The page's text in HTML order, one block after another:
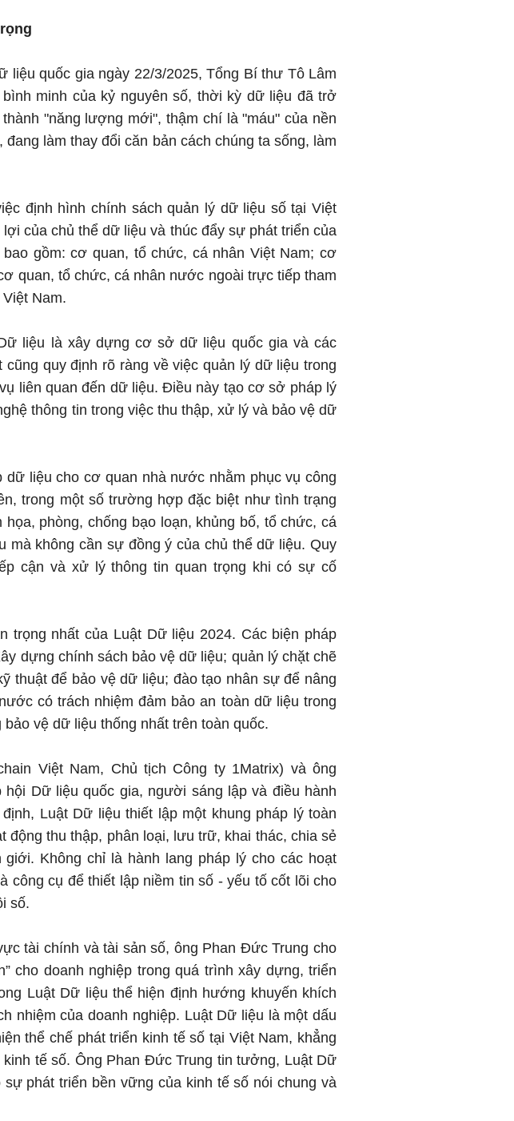
liệu quốc gia ngày 22/3/2025, Tổng Bí thư Tô Lâm
minh của kỷ nguyên số, thời kỳ dữ liệu đã trở
"năng lượng mới", thậm chí là "máu" của nền
làm thay đổi căn bản cách chúng ta sống, làm
định hình chính sách quản lý dữ liệu số tại Việt
của chủ thể dữ liệu và thúc đẩy sự phát triển của
gồm: cơ quan, tổ chức, cá nhân Việt Nam; cơ
quan, tổ chức, cá nhân nước ngoài trực tiếp tham
Nam.
liệu là xây dựng cơ sở dữ liệu quốc gia và các
quy định rõ ràng về việc quản lý dữ liệu trong
liên quan đến dữ liệu. Điều này tạo cơ sở pháp lý
thông tin trong việc thu thập, xử lý và bảo vệ dữ
liệu cho cơ quan nhà nước nhằm phục vụ công
trong một số trường hợp đặc biệt như tình trạng
phòng, chống bạo loạn, khủng bố, tổ chức, cá
mà không cần sự đồng ý của chủ thể dữ liệu. Quy
cận và xử lý thông tin quan trọng khi có sự cố
trọng nhất của Luật Dữ liệu 2024. Các biện pháp
dựng chính sách bảo vệ dữ liệu; quản lý chặt chẽ
thuật để bảo vệ dữ liệu; đào tạo nhân sự để nâng
có trách nhiệm đảm bảo an toàn dữ liệu trong
vệ dữ liệu thống nhất trên toàn quốc.
Việt Nam, Chủ tịch Công ty 1Matrix) và ông
Dữ liệu quốc gia, người sáng lập và điều hành
Luật Dữ liệu thiết lập một khung pháp lý toàn
động thu thập, phân loại, lưu trữ, khai thác, chia sẻ
Không chỉ là hành lang pháp lý cho các hoạt
công cụ để thiết lập niềm tin số - yếu tố cốt lõi cho
số.
tài chính và tài sản số, ông Phan Đức Trung cho
cho doanh nghiệp trong quá trình xây dựng, triển
Luật Dữ liệu thể hiện định hướng khuyến khích
nhiệm của doanh nghiệp. Luật Dữ liệu là một dấu
thể chế phát triển kinh tế số tại Việt Nam, khẳng
tế số. Ông Phan Đức Trung tin tưởng, Luật Dữ
phát triển bền vững của kinh tế số nói chung và